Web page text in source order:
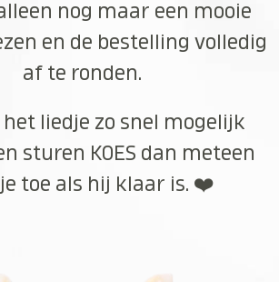
nog maar een mooie
en de bestelling volledig
af te ronden.
het liedje zo snel mogelijk
sturen KOES dan meteen
toe als hij klaar is. ❤️